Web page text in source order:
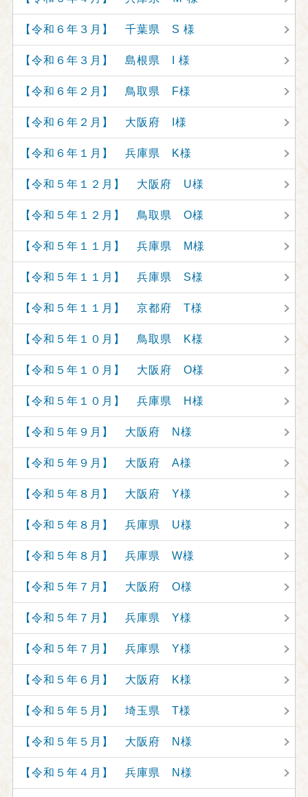
【令和６年３月】 千葉県 S 様
【令和６年３月】 島根県 I 様
【令和６年２月】 鳥取県 F様
【令和６年２月】 大阪府 I様
【令和６年１月】 兵庫県 K様
【令和５年１２月】 大阪府 U様
【令和５年１２月】 鳥取県 O様
【令和５年１１月】 兵庫県 M様
【令和５年１１月】 兵庫県 S様
【令和５年１１月】 京都府 T様
【令和５年１０月】 鳥取県 K様
【令和５年１０月】 大阪府 O様
【令和５年１０月】 兵庫県 H様
【令和５年９月】 大阪府 N様
【令和５年９月】 大阪府 A様
【令和５年８月】 大阪府 Y様
【令和５年８月】 兵庫県 U様
【令和５年８月】 兵庫県 W様
【令和５年７月】 大阪府 O様
【令和５年７月】 兵庫県 Y様
【令和５年７月】 兵庫県 Y様
【令和５年６月】 大阪府 K様
【令和５年５月】 埼玉県 T様
【令和５年５月】 大阪府 N様
【令和５年４月】 兵庫県 N様